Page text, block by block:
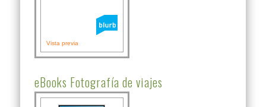
Vista previa
eBooks Fotografía de viajes